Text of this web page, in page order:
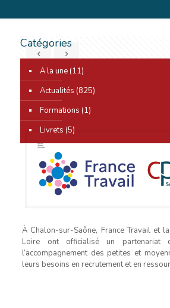
0
À Chalon-sur-Saône, France Travail et
Loire ont officialisé un partenariat
l’accompagnement des petites et
leurs besoins en recrutement et en
Catégories
A la une(11)
Actualités (825)
Formations (1)
Livrets (5)